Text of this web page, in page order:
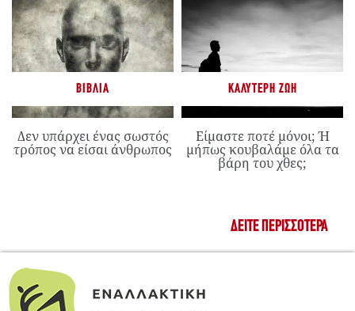
ΒΙΒΛΊΑ
Δεν υπάρχει ένας σωστός
τρόπος να είσαι άνθρωπος
ΚΑΛΎΤΕΡΗ ΖΩΉ
Είμαστε ποτέ μόνοι; Ή
μήπως κουβαλάμε όλα τα
βάρη του χθες;
ΔΕΊΤΕ ΠΕΡΙΣΣΌΤΕΡΑ